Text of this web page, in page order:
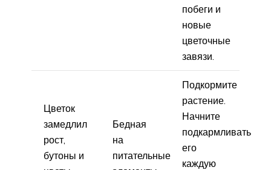
побеги и
новые
цветочные
завязи.
Цветок
замедлил
рост,
бутоны и
Бедная
на
питательные
Подкормите
растение.
Начните
подкармливать
его
каждую